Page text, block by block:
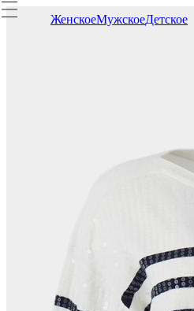
ЖенскоеМужскоеДетское